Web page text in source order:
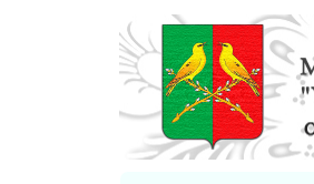
Перейти к основному содержанию